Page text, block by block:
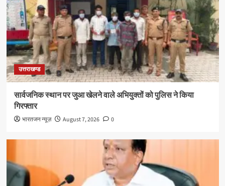
उत्तराखण्ड
सार्वजनिक स्थान पर जुआ खेलने वाले अभियुक्तों को पुलिस ने किया
गिरफ्तार
भारतजन न्यूज़ August 7, 2026 0